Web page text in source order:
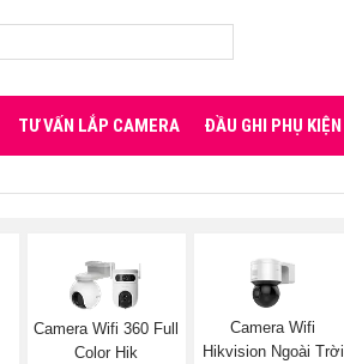
TƯ VẤN LẮP CAMERA ĐẦU GHI PHỤ KIỆN
Camera Wifi 360 Full
Color Hik
Camera Wifi
Hikvision Ngoài Trời